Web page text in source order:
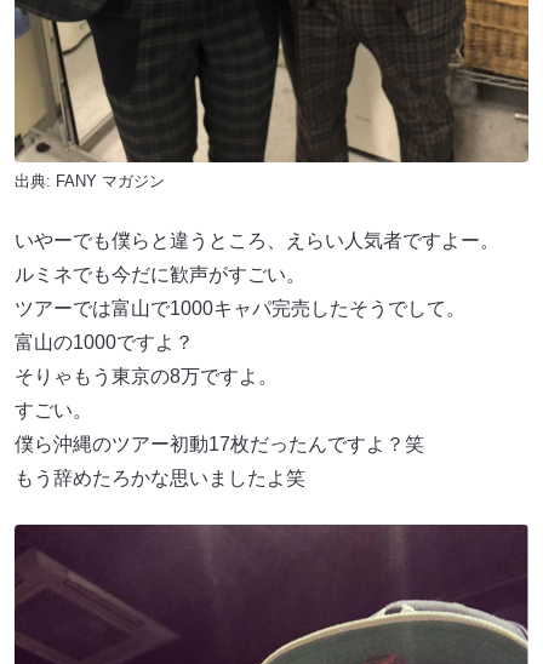
出典: FANY マガジン
いやーでも僕らと違うところ、えらい人気者ですよー。
ルミネでも今だに歓声がすごい。
ツアーでは富山で1000キャパ完売したそうでして。
富山の1000ですよ？
そりゃもう東京の8万ですよ。
すごい。
僕ら沖縄のツアー初動17枚だったんですよ？笑
もう辞めたろかな思いましたよ笑